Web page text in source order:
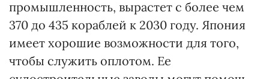
промышленность, вырастет с более чем
370 до 435 кораблей к 2030 году. Япония
имеет хорошие возможности для того,
чтобы служить оплотом. Ее